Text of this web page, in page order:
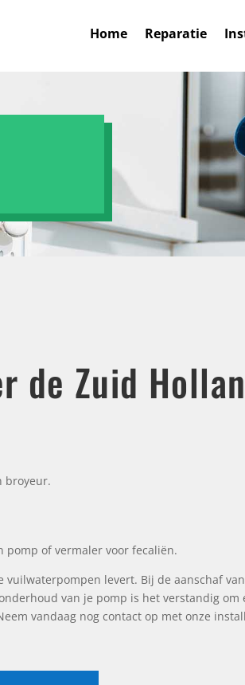
Home Reparatie
de Zuid
broyeur.
pomp of vermaler voor fecaliën.
vuilwaterpompen levert. Bij de aanschaf
van je pomp is het verstandig
vandaag nog contact op met onze